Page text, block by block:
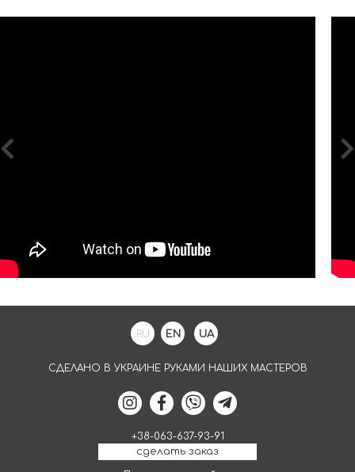
RU EN UA
СДЕЛАНО В УКРАИНЕ РУКАМИ НАШИХ МАСТЕРОВ
+38-063-637-93-91
сделать заказ